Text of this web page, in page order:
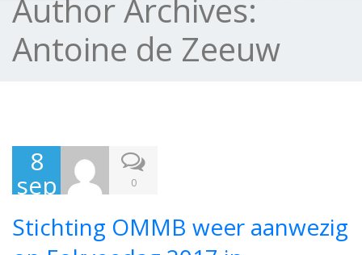
Author Archives:
Antoine de Zeeuw
8
sep
mb
0
Stichting OMMB weer aanwezig